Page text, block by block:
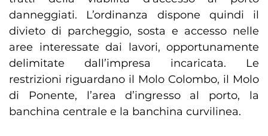
danneggiati. L’ordinanza dispone quindi il
divieto di parcheggio, sosta e accesso nelle
aree interessate dai lavori, opportunamente
delimitate dall’impresa incaricata. Le
restrizioni riguardano il Molo Colombo, il Molo
di Ponente, l’area d’ingresso al porto, la
banchina centrale e la banchina curvilinea.